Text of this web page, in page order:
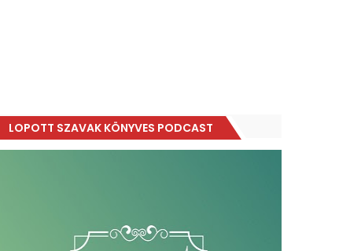
LOPOTT SZAVAK KÖNYVES PODCAST